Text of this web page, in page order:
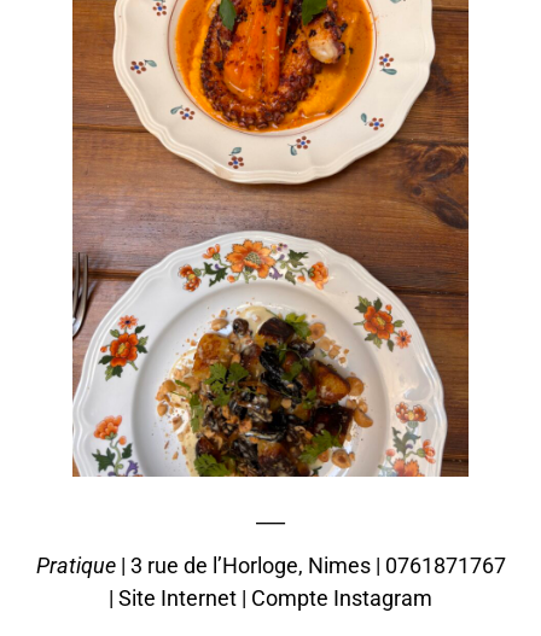
Pratique| 3 rue de l’Horloge, Nimes | 0761871767
| Site Internet | Compte Instagram